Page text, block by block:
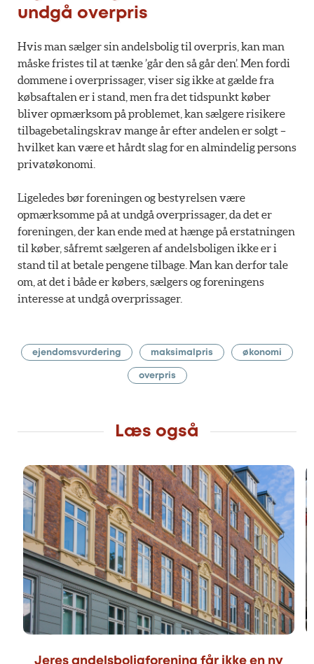
undgå overpris
Hvis man sælger sin andelsbolig til overpris, kan man
måske fristes til at tænke ’går den så går den’. Men fordi
dommene i overprissager, viser sig ikke at gælde fra
købsaftalen er i stand, men fra det tidspunkt køber
bliver opmærksom på problemet, kan sælgere risikere
tilbagebetalingskrav mange år efter andelen er solgt –
hvilket kan være et hårdt slag for en almindelig persons
privatøkonomi.
Ligeledes bør foreningen og bestyrelsen være
opmærksomme på at undgå overprissager, da det er
foreningen, der kan ende med at hænge på erstatningen
til køber, såfremt sælgeren af andelsboligen ikke er i
stand til at betale pengene tilbage. Man kan derfor tale
om, at det i både er købers, sælgers og foreningens
interesse at undgå overprissager.
ejendomsvurdering maksimalpris økonomi
overpris
Læs også
Jeres andelsboligforening får ikke en ny